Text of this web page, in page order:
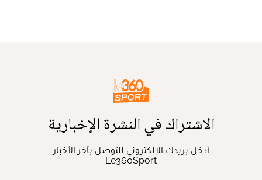
الاشتراك في النشرة الإخبارية
أدخل بريدك الإلكتروني للتوصل بآخر الأخبار
Le360Sport